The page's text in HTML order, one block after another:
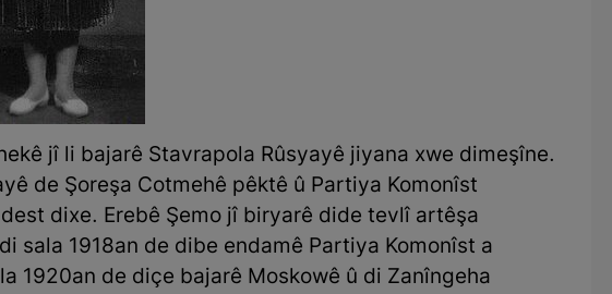
jî li bajarê Stavrapola Rûsyayê jiyana xwe dimeşîne.
de Şoreşa Cotmehê pêktê û Partiya Komonîst
dixe. Erebê Şemo jî biryarê dide tevlî artêşa
sala 1918an de dibe endamê Partiya Komonîst a
1920an de diçe bajarê Moskowê û di Zanîngeha